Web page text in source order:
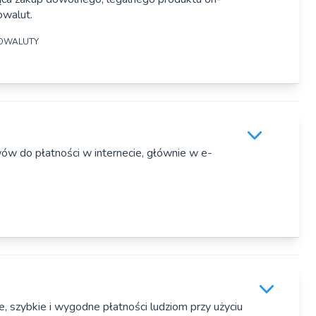
karty płatnicze (Mastercard).
Warszawa
rozwiązania dla branży płatniczej, m.in. SoftPOS. To
przyjmowania zbliżeniowych płatności kartami i
44 Uxbridge Road W5 2BS, Wielka Brytania
do płatności w internecie, głównie w e-
szybkie i wygodne płatności ludziom przy użyciu